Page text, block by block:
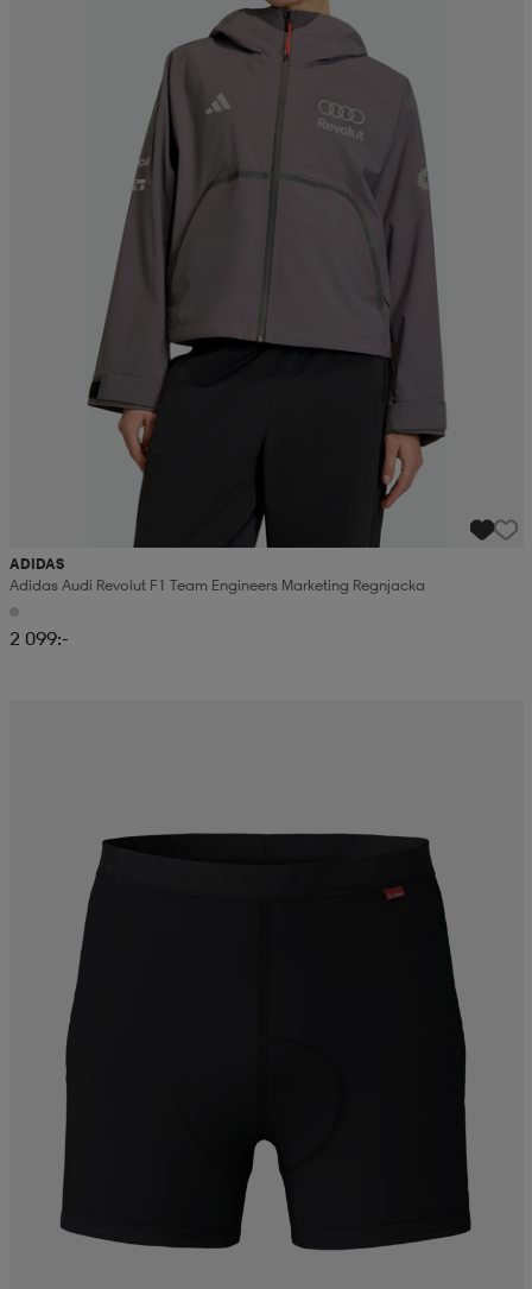
ADIDAS
Adidas Audi Revolut F1 Team Engineers Marketing Regnjacka
2 099:-